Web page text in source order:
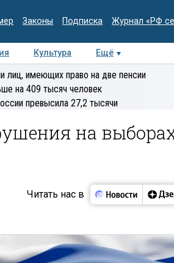
Законы Подписка Журнал «РФ
Культура
Ещё
Колумнисты
лиц, имеющих право на две пенсии
на 409 тысяч человек
превысила 27,2 тысячи
на
Читать нас в